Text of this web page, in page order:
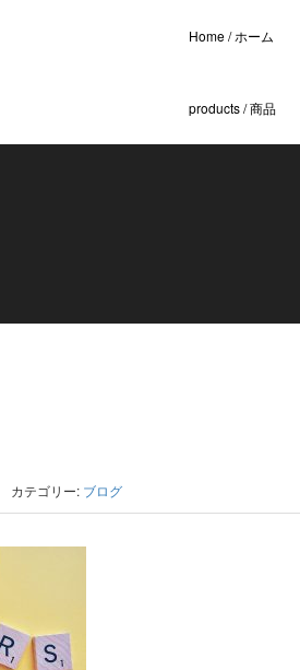
Home / ホーム
products / 商品
カテゴリー: ブログ